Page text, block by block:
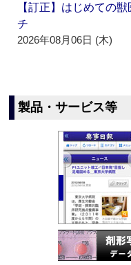
【訂正】はじめての
チ
2026年08月06日 (木)
製品・サービス等